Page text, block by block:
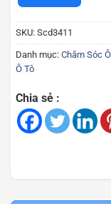
SKU: Scd3411
Danh mục: Chăm Sóc
Ô Tô
Chia sẻ :